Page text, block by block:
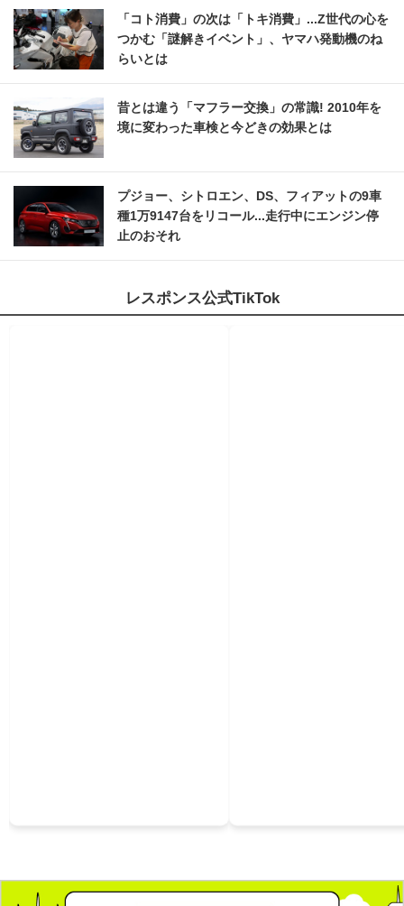
「コト消費」の次は「トキ消費」...Z世代の心を
つかむ「謎解きイベント」、ヤマハ発動機のね
らいとは
昔とは違う「マフラー交換」の常識! 2010年を
境に変わった車検と今どきの効果とは
プジョー、シトロエン、DS、フィアットの9車
種1万9147台をリコール...走行中にエンジン停
止のおそれ
レスポンス公式TikTok